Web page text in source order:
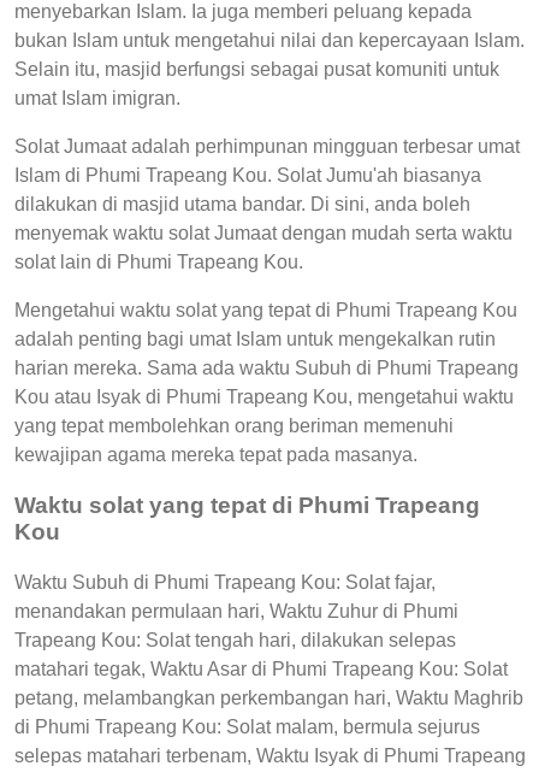
menyebarkan Islam. Ia juga memberi peluang kepada
bukan Islam untuk mengetahui nilai dan kepercayaan Islam.
Selain itu, masjid berfungsi sebagai pusat komuniti untuk
umat Islam imigran.
Solat Jumaat adalah perhimpunan mingguan terbesar umat
Islam di Phumi Trapeang Kou. Solat Jumu'ah biasanya
dilakukan di masjid utama bandar. Di sini, anda boleh
menyemak waktu solat Jumaat dengan mudah serta waktu
solat lain di Phumi Trapeang Kou.
Mengetahui waktu solat yang tepat di Phumi Trapeang Kou
adalah penting bagi umat Islam untuk mengekalkan rutin
harian mereka. Sama ada waktu Subuh di Phumi Trapeang
Kou atau Isyak di Phumi Trapeang Kou, mengetahui waktu
yang tepat membolehkan orang beriman memenuhi
kewajipan agama mereka tepat pada masanya.
Waktu solat yang tepat di Phumi Trapeang
Kou
Waktu Subuh di Phumi Trapeang Kou: Solat fajar,
menandakan permulaan hari, Waktu Zuhur di Phumi
Trapeang Kou: Solat tengah hari, dilakukan selepas
matahari tegak, Waktu Asar di Phumi Trapeang Kou: Solat
petang, melambangkan perkembangan hari, Waktu Maghrib
di Phumi Trapeang Kou: Solat malam, bermula sejurus
selepas matahari terbenam, Waktu Isyak di Phumi Trapeang